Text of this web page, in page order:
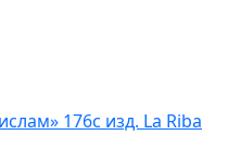
176с изд. La Riba